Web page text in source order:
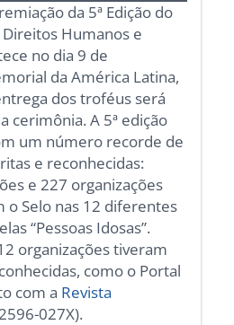
da 5ª Edição do
Humanos e
no dia 9 de
da América Latina,
dos troféus será
cerimônia. A 5ª edição
um número recorde de
e reconhecidas:
e 227 organizações
o Selo nas 12 diferentes
“Pessoas Idosas”.
organizações tiveram
como o Portal
com a Revista
027X).